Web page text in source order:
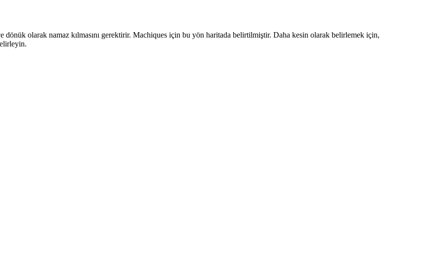
olarak namaz kılmasını gerektirir. Machiques için bu yön haritada belirtilmiştir. Daha kesin olarak belirlemek için,